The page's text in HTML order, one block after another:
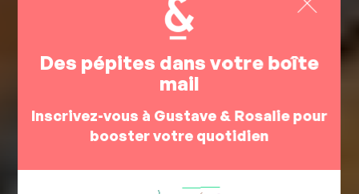
Des pépites dans votre boîte
mail
Inscrivez-vous à Gustave & Rosalie pour
booster votre quotidien